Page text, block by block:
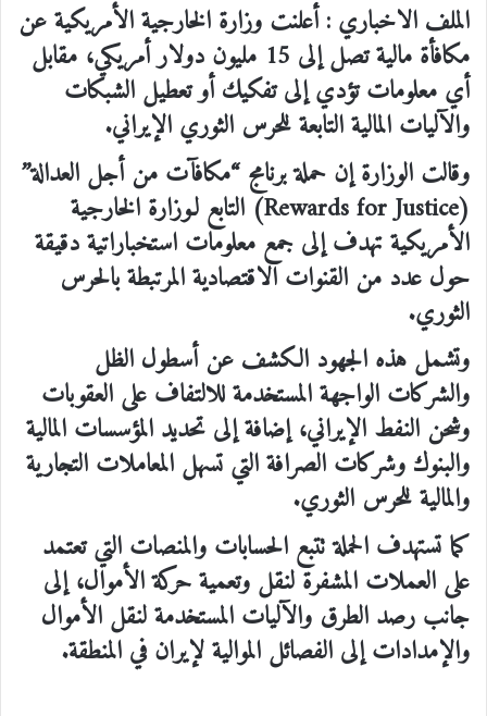
الملف الاخباري : أعلنت وزارة الخارجية الأمريكية عن
مكافأة مالية تصل إلى 15 مليون دولار أمريكي، مقابل
أي معلومات تؤدي إلى تفكيك أو تعطيل الشبكات
والآليات المالية التابعة للحرس الثوري الإيراني.
وقالت الوزارة إن حملة برنامج “مكافآت من أجل العدالة”
(Rewards for Justice) التابع لـوزارة الخارجية
الأمريكية تهدف إلى جمع معلومات استخباراتية دقيقة
حول عدد من القنوات الاقتصادية المرتبطة بالحرس
الثوري.
وتشمل هذه الجهود الكشف عن أسطول الظل
والشركات الواجهة المستخدمة للالتفاف على العقوبات
وشحن النفط الإيراني، إضافة إلى تحديد المؤسسات المالية
والبنوك وشركات الصرافة التي تسهل المعاملات التجارية
والمالية للحرس الثوري.
كما تستهدف الحملة تتبع الحسابات والمنصات التي تعتمد
على العملات المشفرة لنقل وتعمية حركة الأموال، إلى
جانب رصد الطرق والآليات المستخدمة لنقل الأموال
والإمدادات إلى الفصائل الموالية لإيران في المنطقة.